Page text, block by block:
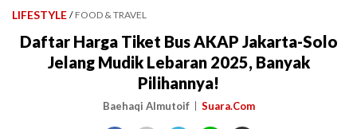
LIFESTYLE / FOOD & TRAVEL
Daftar Harga Tiket Bus AKAP Jakarta-Solo
Jelang Mudik Lebaran 2025, Banyak
Pilihannya!
Baehaqi Almutoif Suara.Com